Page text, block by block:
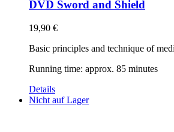
DVD Sword and Shield
19,90 €
Basic principles and technique of
Running time: approx. 85 minutes
Details
Nicht auf Lager